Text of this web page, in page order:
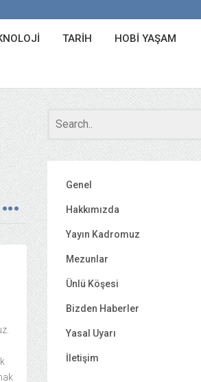
TARIH HOBI YAŞAM
Genel
Hakkımızda
Yayın Kadromuz
Mezunlar
Ünlü Köşesi
Bizden Haberler
Yasal Uyarı
İletişim